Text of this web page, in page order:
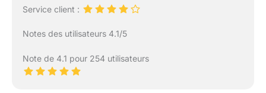
Service client :
Notes des utilisateurs 4.1/5
Note de 4.1 pour 254 utilisateurs